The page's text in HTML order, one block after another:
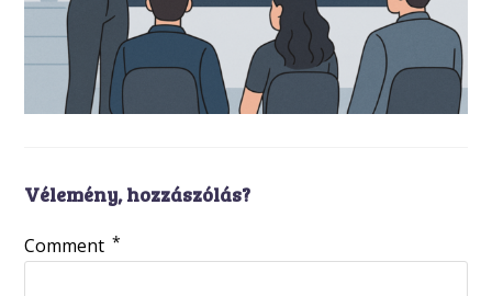
Vélemény, hozzászólás?
Comment *